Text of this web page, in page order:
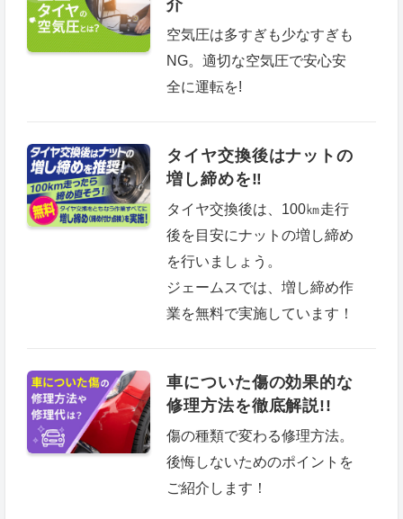
介
空気圧は多すぎも少なすぎも
NG。適切な空気圧で安心安
全に運転を!
タイヤ交換後はナットの
増し締めを‼
タイヤ交換後は、100㎞走行
後を目安にナットの増し締め
を行いましょう。
ジェームスでは、増し締め作
業を無料で実施しています！
車についた傷の効果的な
修理方法を徹底解説!!
傷の種類で変わる修理方法。
後悔しないためのポイントを
ご紹介します！